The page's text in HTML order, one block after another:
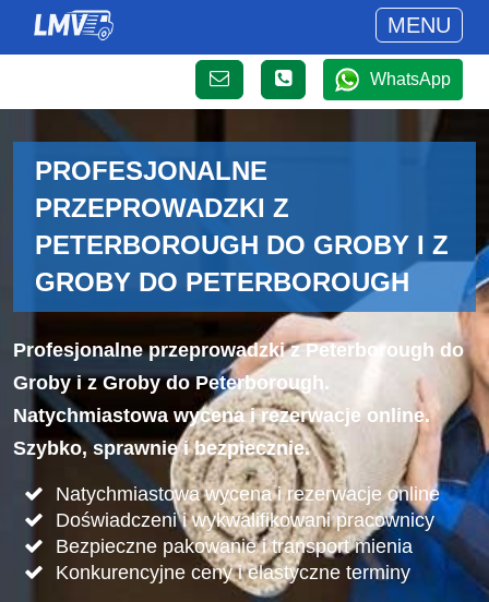
MENU
WhatsApp
PROFESJONALNE
PRZEPROWADZKI Z
PETERBOROUGH DO GROBY I Z
GROBY DO PETERBOROUGH
Profesjonalne przeprowadzki z Peterborough do
Groby i z Groby do Peterborough.
Natychmiastowa wycena i rezerwacje online.
Szybko, sprawnie i bezpiecznie.
Natychmiastowa wycena i rezerwacje online
Doświadczeni i wykwalifikowani pracownicy
Bezpieczne pakowanie i transport mienia
Konkurencyjne ceny i elastyczne terminy